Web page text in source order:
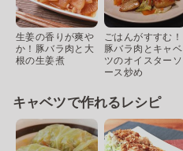
生姜の香りが爽や
か！豚バラ肉と大
根の生姜煮
ごはんがすすむ！
豚バラ肉とキャベ
ツのオイスターソ
ース炒め
キャベツで作れるレシピ